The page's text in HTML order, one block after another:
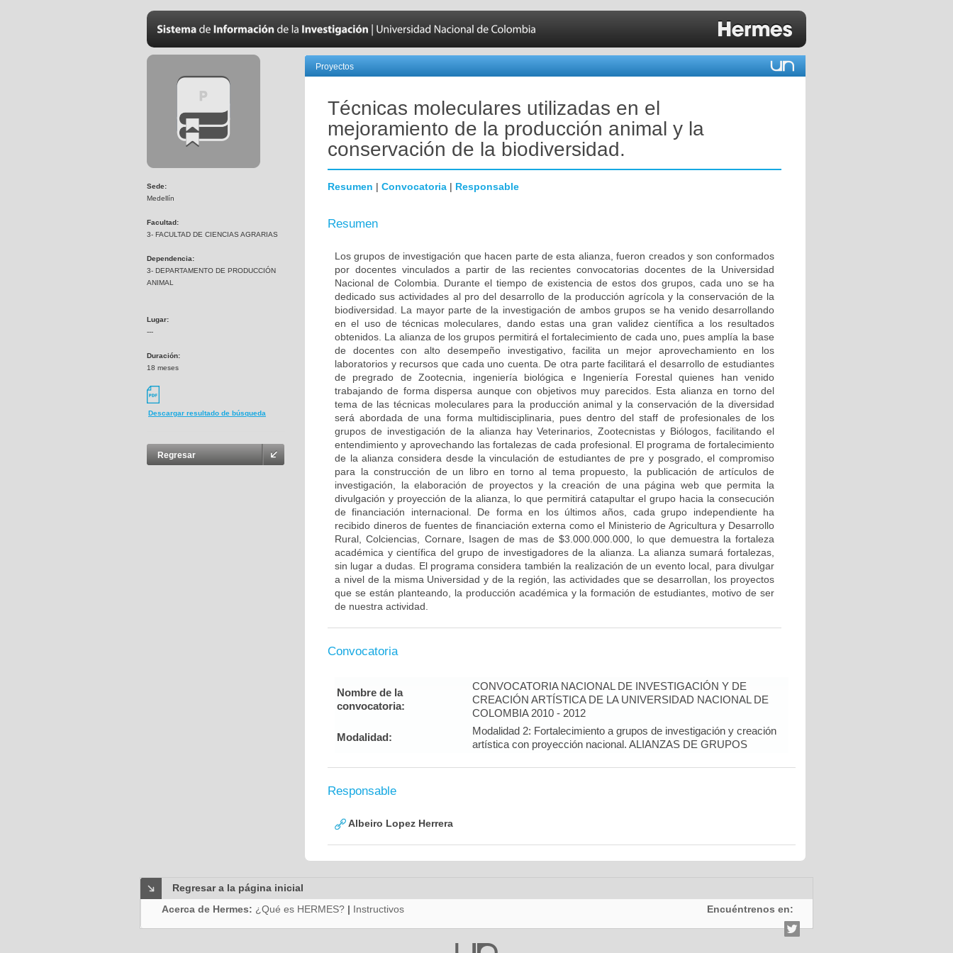
Sede:
Medellín
Facultad:
3- FACULTAD DE CIENCIAS AGRARIAS
Dependencia:
3- DEPARTAMENTO DE PRODUCCIÓN
ANIMAL
Lugar:
---
Duración:
18 meses
Descargar resultado de búsqueda
Regresar
Proyectos
Técnicas moleculares utilizadas en el
mejoramiento de la producción animal y la
conservación de la biodiversidad.
Resumen | Convocatoria | Responsable
Resumen
Los grupos de investigación que hacen parte de esta alianza, fueron creados y son conformados
por docentes vinculados a partir de las recientes convocatorias docentes de la Universidad
Nacional de Colombia. Durante el tiempo de existencia de estos dos grupos, cada uno se ha
dedicado sus actividades al pro del desarrollo de la producción agrícola y la conservación de la
biodiversidad. La mayor parte de la investigación de ambos grupos se ha venido desarrollando
en el uso de técnicas moleculares, dando estas una gran validez científica a los resultados
obtenidos. La alianza de los grupos permitirá el fortalecimiento de cada uno, pues amplía la base
de docentes con alto desempeño investigativo, facilita un mejor aprovechamiento en los
laboratorios y recursos que cada uno cuenta. De otra parte facilitará el desarrollo de estudiantes
de pregrado de Zootecnia, ingeniería biológica e Ingeniería Forestal quienes han venido
trabajando de forma dispersa aunque con objetivos muy parecidos. Esta alianza en torno del
tema de las técnicas moleculares para la producción animal y la conservación de la diversidad
será abordada de una forma multidisciplinaria, pues dentro del staff de profesionales de los
grupos de investigación de la alianza hay Veterinarios, Zootecnistas y Biólogos, facilitando el
entendimiento y aprovechando las fortalezas de cada profesional. El programa de fortalecimiento
de la alianza considera desde la vinculación de estudiantes de pre y posgrado, el compromiso
para la construcción de un libro en torno al tema propuesto, la publicación de artículos de
investigación, la elaboración de proyectos y la creación de una página web que permita la
divulgación y proyección de la alianza, lo que permitirá catapultar el grupo hacia la consecución
de financiación internacional. De forma en los últimos años, cada grupo independiente ha
recibido dineros de fuentes de financiación externa como el Ministerio de Agricultura y Desarrollo
Rural, Colciencias, Cornare, Isagen de mas de $3.000.000.000, lo que demuestra la fortaleza
académica y científica del grupo de investigadores de la alianza. La alianza sumará fortalezas,
sin lugar a dudas. El programa considera también la realización de un evento local, para divulgar
a nivel de la misma Universidad y de la región, las actividades que se desarrollan, los proyectos
que se están planteando, la producción académica y la formación de estudiantes, motivo de ser
de nuestra actividad.
Convocatoria
Nombre de la
convocatoria:
CONVOCATORIA NACIONAL DE INVESTIGACIÓN Y DE
CREACIÓN ARTÍSTICA DE LA UNIVERSIDAD NACIONAL DE
COLOMBIA 2010 - 2012
Modalidad:
Modalidad 2: Fortalecimiento a grupos de investigación y creación
artística con proyección nacional. ALIANZAS DE GRUPOS
Responsable
Albeiro Lopez Herrera
Regresar a la página inicial
Acerca de Hermes: ¿Qué es HERMES? | Instructivos Encuéntrenos en: